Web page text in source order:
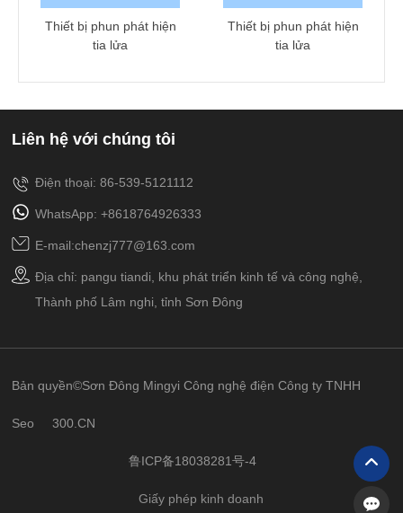
Thiết bị phun phát hiện
tia lửa
Thiết bị phun phát hiện
tia lửa
Liên hệ với chúng tôi
Điện thoại: 86-539-5121112
WhatsApp: +8618764926333
E-mail:chenzj777@163.com
Địa chỉ: pangu tiandi, khu phát triển kinh tế và công nghệ,
Thành phố Lâm nghi, tỉnh Sơn Đông
Bản quyền©Sơn Đông Mingyi Công nghệ điện Công ty TNHH
Seo 300.CN
鲁ICP备18038281号-4
Giấy phép kinh doanh